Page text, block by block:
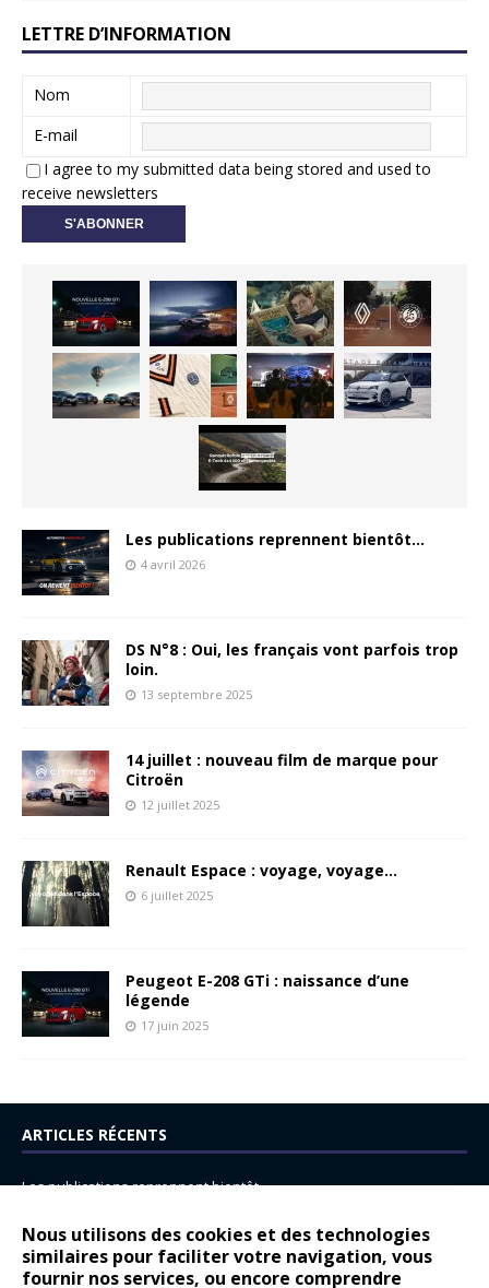
Nous utilisons des cookies et des technologies
similaires pour faciliter votre navigation, vous
fournir nos services, ou encore comprendre
LETTRE D’INFORMATION
Nom
E-mail
I agree to my submitted data being stored and used to
receive newsletters
Les publications reprennent bientôt…
4 avril 2026
DS N°8 : Oui, les français vont parfois trop
loin.
13 septembre 2025
14 juillet : nouveau film de marque pour
Citroën
12 juillet 2025
Renault Espace : voyage, voyage…
6 juillet 2025
Peugeot E-208 GTi : naissance d’une
légende
17 juin 2025
ARTICLES RÉCENTS
Les publications reprennent bientôt…
14 juillet : nouveau film de marque pour Citroën